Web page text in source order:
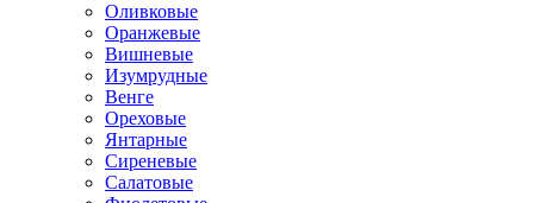
Оливковые
Оранжевые
Вишневые
Изумрудные
Венге
Ореховые
Янтарные
Сиреневые
Салатовые